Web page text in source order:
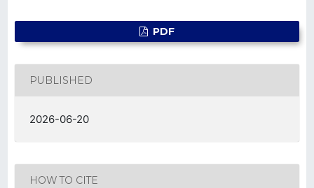
PDF
PUBLISHED
2026-06-20
HOW TO CITE